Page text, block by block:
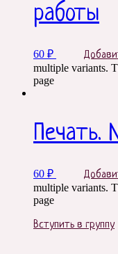
работы
60 ₽
multiple variants.
page
Печать.
60 ₽
multiple variants.
page
Вступить в группу